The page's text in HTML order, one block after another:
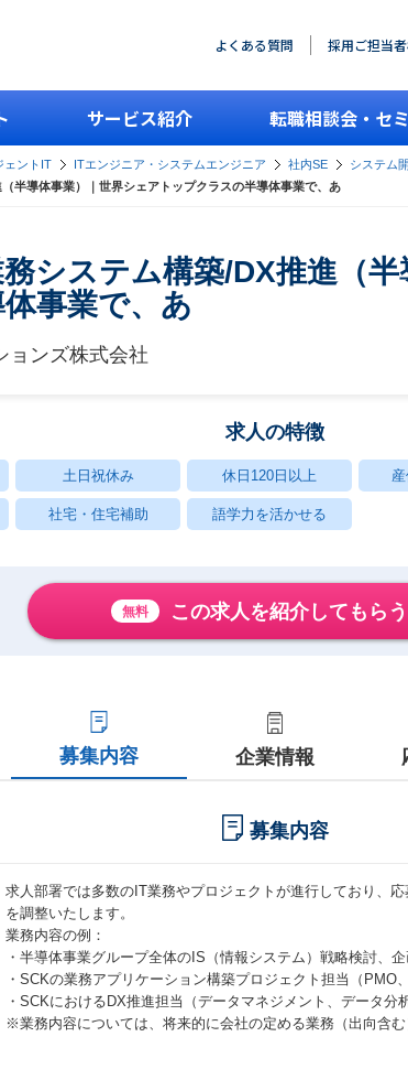
よくある質問 採用ご担当
サービス紹介 転職相談会・セ
ェントIT ITエンジニア・システムエンジニア 社内SE
システム
半導体事業）｜世界シェアトップクラスの半導体事業で、あ
システム構築/DX推進（
事業で、あ
ョンズ株式会社
求人の特徴
土日祝休み 休日120日以上
社宅・住宅補助 語学力を活かせる
無料 この求人を紹介してもらう
募集内容 企業情報
募集内容
求人部署では多数のIT業務やプロジェクトが進行しており、
を調整いたします。
業務内容の例：
・半導体事業グループ全体のIS（情報システム）戦略検討、
・SCKの業務アプリケーション構築プロジェクト担当（PMO
・SCKにおけるDX推進担当（データマネジメント、データ分
※業務内容については、将来的に会社の定める業務（出向含む